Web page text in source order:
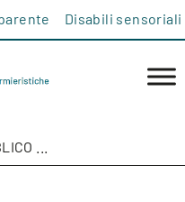
Disabili sensoriali
...